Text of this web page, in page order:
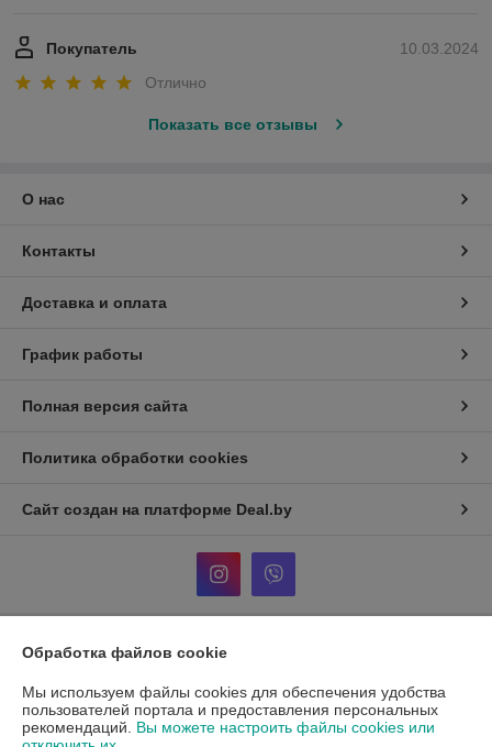
10.03.2024
Покупатель
Отлично
Показать все отзывы
О нас
Контакты
Доставка и оплата
График работы
Полная версия сайта
Политика обработки cookies
Сайт создан на платформе Deal.by
Информация для покупателя
Индивидуальный предприниматель:Кузнецов Александр
Александрович
ул. Тикоцкого д2, кв52
Обработка файлов cookie
Мы используем файлы cookies для обеспечения удобства
пользователей портала и предоставления персональных
рекомендаций. Вы можете настроить файлы cookies или